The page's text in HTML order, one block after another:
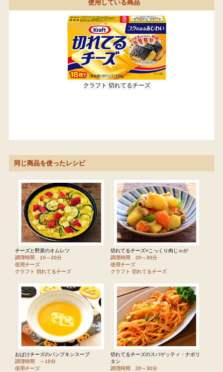
使用している商品
クラフト 切れてるチーズ
同じ商品を使ったレシピ
チーズと野菜のオムレツ
調理時間 10～20分
使用チーズ
クラフト 切れてるチーズ
切れてるチーズ×こっくり肉じゃが
調理時間 20～30分
使用チーズ
クラフト 切れてるチーズ
おばけチーズのパンプキンスープ
調理時間 ～10分
使用チーズ
切れてるチーズのスパゲッティ・ナポリ
タン
調理時間 20～30分